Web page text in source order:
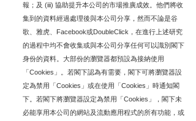
報；及 (iii) 協助提升本公司的市場推廣成效。他們將收
集到的資料經過處理後與本公司分享，然而不論是谷
歌、雅虎、Facebook或DoubleClick，在進行上述研究
的過程中均不會收集或與本公司分享任何可以識別閣下
身份的資料。大部份的瀏覽器都預設為接納使用
「Cookies」。若閣下認為有需要，閣下可將瀏覽器設
定為禁用「Cookies」或在使用「Cookies」時通知閣
下。若閣下將瀏覽器設定為禁用「Cookies」，閣下未
必能享用本公司的網站及流動應用程式的所有功能，或